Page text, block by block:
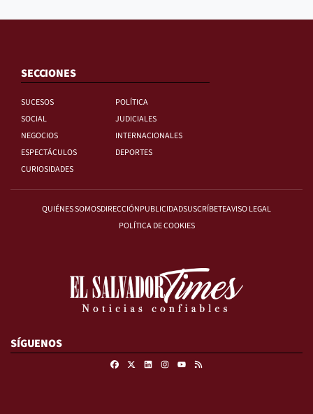
SECCIONES
SUCESOS
POLÍTICA
SOCIAL
JUDICIALES
NEGOCIOS
INTERNACIONALES
ESPECTÁCULOS
DEPORTES
CURIOSIDADES
QUIÉNES SOMOSDIRECCIÓNPUBLICIDADSUSCRÍBETEAVISO LEGAL
POLÍTICA DE COOKIES
SÍGUENOS
FacebookLinkedinInstagram